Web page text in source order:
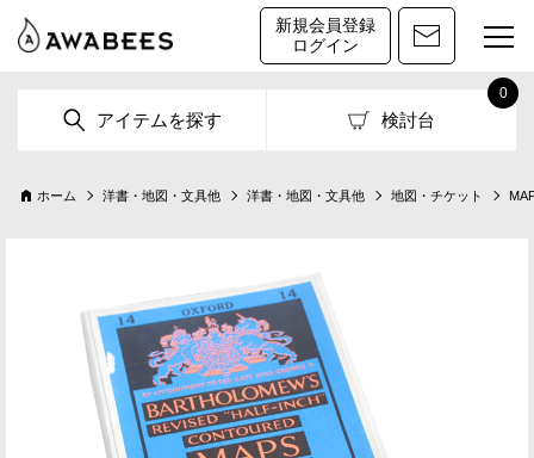
新規会員登録
ログイン
アイテムを探す 検討台
0
ホーム 洋書・地図・文具他 洋書・地図・文具他 地図・チケット